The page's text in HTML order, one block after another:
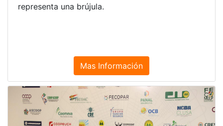
representa una brújula.
Mas Información